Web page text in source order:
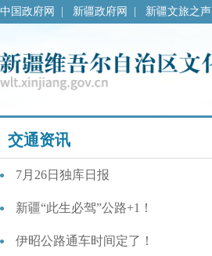
中国政府网 新疆政府网 新疆文旅之声
交通资讯
7月26日独库日报
新疆“此生必驾”公路+1！
伊昭公路通车时间定了！